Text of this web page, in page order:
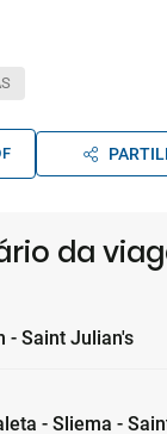
da
- Saint Julian's
- Sliema -